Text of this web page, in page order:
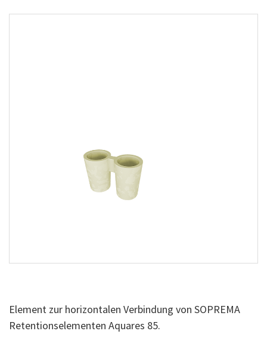
Element zur horizontalen Verbindung von SOPREMA
Retentionselementen Aquares 85.